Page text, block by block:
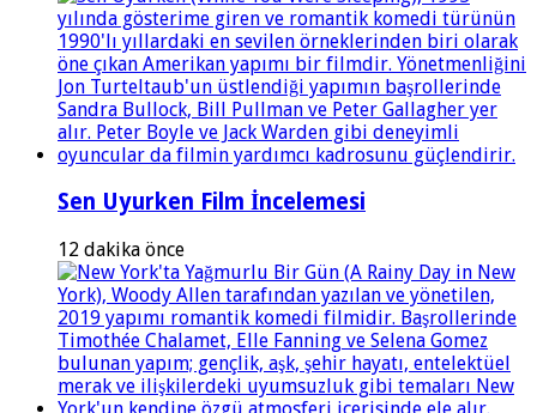
Sen Uyurken Film İncelemesi
12 dakika önce